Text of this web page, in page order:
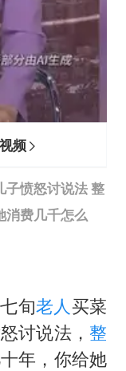
频
子愤怒讨说法 整
消费几千怎么
旬老人 买菜
讨说法， 整
年，你给她